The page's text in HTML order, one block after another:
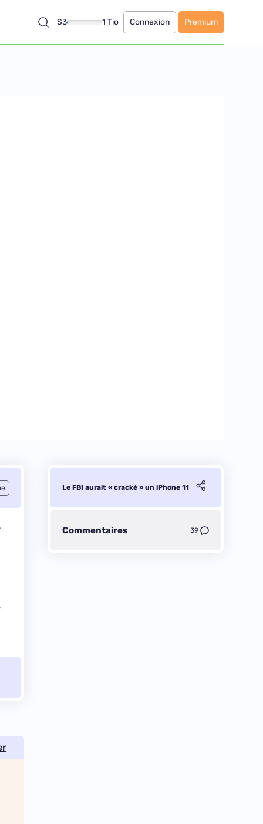
S3 1 Tio Connexion Premium
Le FBI aurait « cracké » un iPhone 11
Commentaires 39